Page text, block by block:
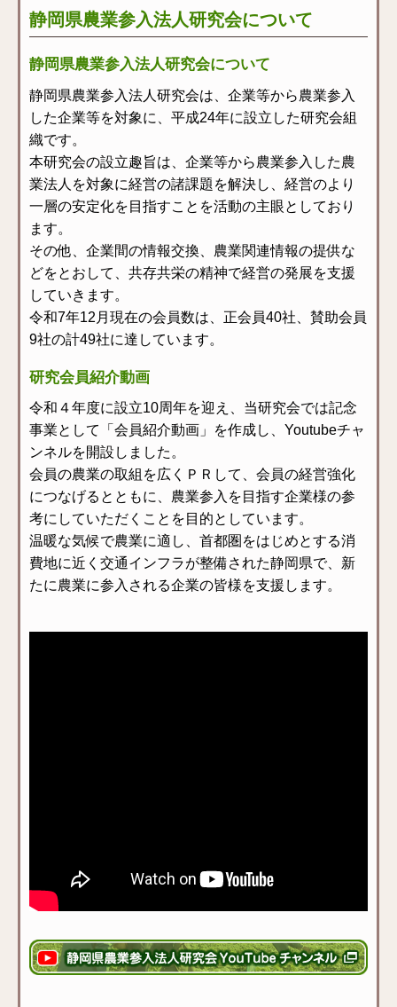
静岡県農業参入法人研究会について
静岡県農業参入法人研究会について
静岡県農業参入法人研究会は、企業等から農業参入
した企業等を対象に、平成24年に設立した研究会組
織です。
本研究会の設立趣旨は、企業等から農業参入した農
業法人を対象に経営の諸課題を解決し、経営のより
一層の安定化を目指すことを活動の主眼としており
ます。
その他、企業間の情報交換、農業関連情報の提供な
どをとおして、共存共栄の精神で経営の発展を支援
していきます。
令和7年12月現在の会員数は、正会員40社、賛助会員
9社の計49社に達しています。
研究会員紹介動画
令和４年度に設立10周年を迎え、当研究会では記念
事業として「会員紹介動画」を作成し、Youtubeチャ
ンネルを開設しました。
会員の農業の取組を広くＰＲして、会員の経営強化
につなげるとともに、農業参入を目指す企業様の参
考にしていただくことを目的としています。
温暖な気候で農業に適し、首都圏をはじめとする消
費地に近く交通インフラが整備された静岡県で、新
たに農業に参入される企業の皆様を支援します。